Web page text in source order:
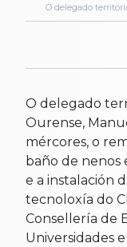
O delegado
O delegado
Ourense,
mércores, o
baño de nenos
e a instalación
tecnoloxía do
Consellería de
Universidades